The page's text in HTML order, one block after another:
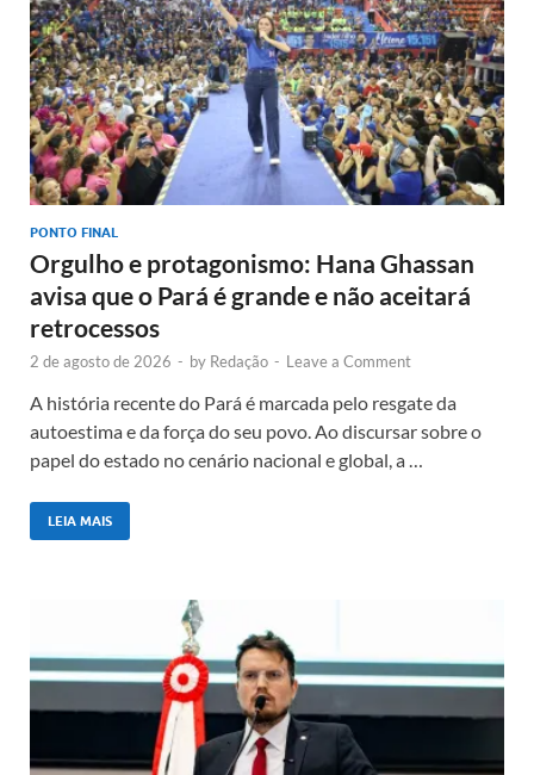
PONTO FINAL
Orgulho e protagonismo: Hana Ghassan
avisa que o Pará é grande e não aceitará
retrocessos
2 de agosto de 2026 - by Redação - Leave a Comment
A história recente do Pará é marcada pelo resgate da
autoestima e da força do seu povo. Ao discursar sobre o
papel do estado no cenário nacional e global, a …
LEIA MAIS